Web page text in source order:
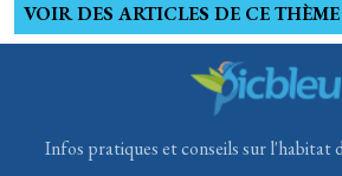
VOIR DES ARTICLES DE CE THÈME
Infos pratiques et conseils sur l'habitat